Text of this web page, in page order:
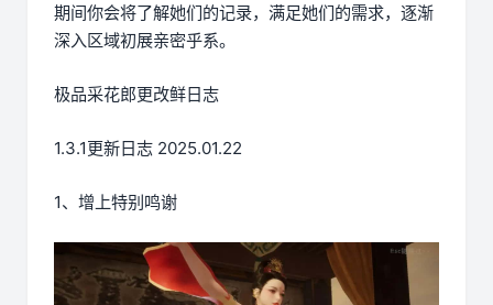
期间你会将了解她们的记录，满足她们的需求，逐渐
深入区域初展亲密乎系。
极品采花郎更改鲜日志
1.3.1更新日志 2025.01.22
1、增上特别鸣谢